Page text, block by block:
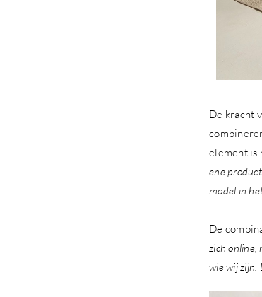
De kracht
element is
ene
model in
De
zich online,
wie wij zijn.